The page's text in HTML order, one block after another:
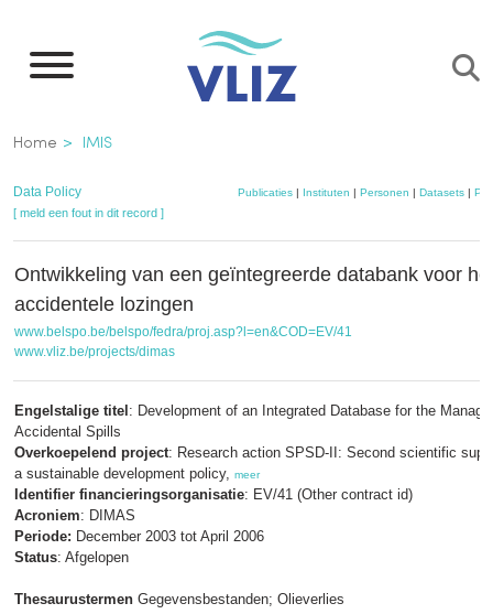
naar
inhoud
gaan
Kruimelpad
Home IMIS
Data Policy Publicaties | Instituten | Personen | Datasets |
[ meld een fout in dit record ]
Ontwikkeling van een geïntegreerde databank voor
accidentele lozingen
www.belspo.be/belspo/fedra/proj.asp?l=en&COD=EV/41
www.vliz.be/projects/dimas
Engelstalige titel : Development of an Integrated Database for the
Accidental Spills
Overkoepelend project: Research action SPSD-II: Second scientific
a sustainable development policy, meer
Identifier financieringsorganisatie: EV/41 (Other contract id)
Acroniem: DIMAS
Periode: December 2003 tot April 2006
Status: Afgelopen
Thesaurustermen Gegevensbestanden; Olieverlies